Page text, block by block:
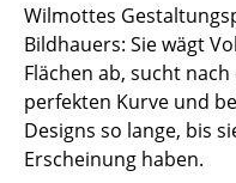
Bücherregale
Wandregale
Sideboards &
TV Möbel
Wilmottes
Bildhauers: Sie wägt
Flächen ab, sucht
perfekten Kurve und
Designs so lange, bis
Erscheinung haben.